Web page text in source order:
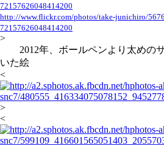
72157626048414200
http://www.flickr.com/photos/take-junichiro/
72157626048414200
>
2012年、ボールペンより太めの
いた絵
<
>
<